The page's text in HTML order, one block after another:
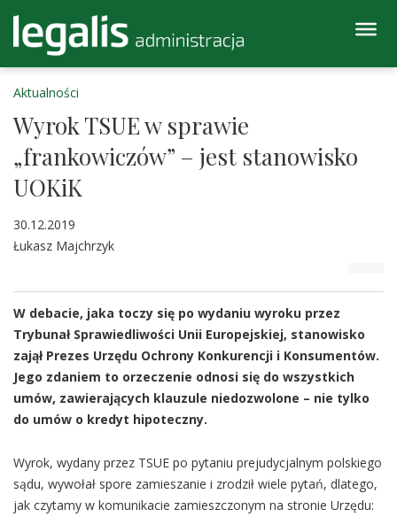
Aktualności
Wyrok TSUE w sprawie
„frankowiczów” – jest stanowisko
UOKiK
30.12.2019
Łukasz Majchrzyk
W debacie, jaka toczy się po wydaniu wyroku przez
Trybunał Sprawiedliwości Unii Europejskiej, stanowisko
zajął Prezes Urzędu Ochrony Konkurencji i Konsumentów.
Jego zdaniem to orzeczenie odnosi się do wszystkich
umów, zawierających klauzule niedozwolone – nie tylko
do umów o kredyt hipoteczny.
Wyrok, wydany przez TSUE po pytaniu prejudycjalnym polskiego
sądu, wywołał spore zamieszanie i zrodził wiele pytań, dlatego,
jak czytamy w komunikacie zamieszczonym na stronie Urzędu: